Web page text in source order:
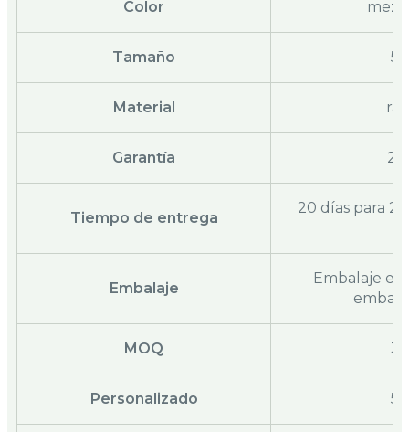
Color
Tamaño
Material
Garantía 2-
Tiempo de entrega
20 días para
Embalaje
Embalaje en
MOQ
Personalizado